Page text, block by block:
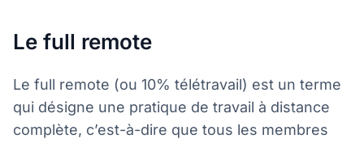
Le full remote
Le full remote (ou 10% télétravail) est un terme
qui désigne une pratique de travail à distance
complète, c’est-à-dire que tous les membres